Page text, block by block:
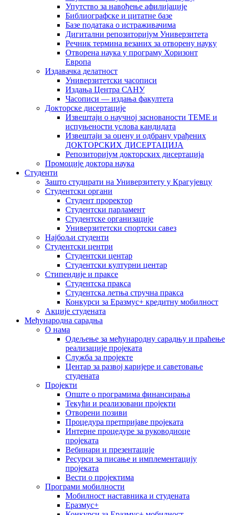
Упутство за навођење афилијације
Библиографске и цитатне базе
Базе података о истраживачима
Дигитални репозиторијум Универзитета
Рeчник термина везаних за отворену науку
Отворена наука у програму Хоризонт
Европа
Издавачка делатност
Универзитетски часописи
Издања Центра САНУ
Часописи — издања факултета
Докторске дисертације
Извештаји о научној заснованости ТЕМЕ и
испуњености услова кандидата
Извештаји за оцену и одбрану урађених
ДОКТОРСКИХ ДИСЕРТАЦИЈА
Репозиторијум докторских дисертација
Промоције доктора наука
Студенти
Зашто студирати на Универзитету у Крагујевцу
Студентски органи
Студент проректор
Студентски парламент
Студентске организације
Универзитетски спортски савез
Најбољи студенти
Студентски центри
Студентски центар
Студентски културни центар
Стипендије и праксе
Студентска пракса
Студентска летња стручна пракса
Конкурси за Еразмус+ кредитну мобилност
Акције студената
Међународна сарадња
О нама
Одељење за међународну сарадњу и праћење
реализације пројеката
Служба за пројекте
Центар за развој каријере и саветовање
студената
Пројекти
Опште о програмима финансирања
Текући и реализовани пројекти
Отворени позиви
Процедура претпријаве пројеката
Интерне процедуре за руководиоце
пројеката
Вебинари и презентације
Ресурси за писање и имплементацију
пројеката
Вести о пројектима
Програми мобилности
Мобилност наставника и студената
Еразмус+